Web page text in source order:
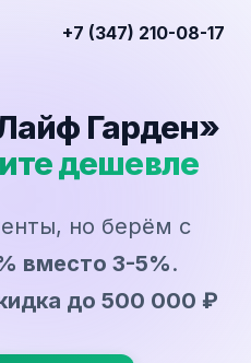
+7 (347) 210-08-17
Гарден»
дешевле
но берём с
вместо 3-5%.
до 500 000 ₽